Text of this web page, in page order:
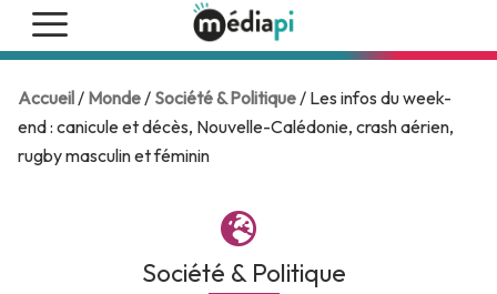
Accueil/ Monde/ Société & Politique/ Les infos du week-
end : canicule et décès, Nouvelle-Calédonie, crash aérien,
rugby masculin et féminin
Société & Politique